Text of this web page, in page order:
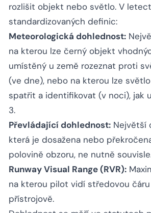
rozlišit objekt nebo světlo. V
standardizovaných definic:
Meteorologická dohlednost:
na kterou lze černý objekt
umístěný u země rozeznat proti
(ve dne), nebo na kterou lze
spatřit a identifikovat (v noci), jak
3.
Převládající dohlednost: Největší
která je dosažena nebo
polovině obzoru, ne nutně
Runway Visual Range (RVR):
na kterou pilot vidí středovou čáru
přístrojově.